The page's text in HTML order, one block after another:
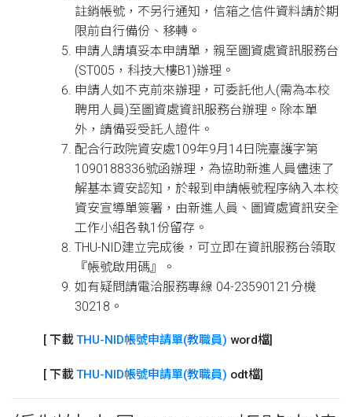
註銷帳號，不另行通知，信箱之信件資料請於期
限前自行備份、移轉。
申請人請填妥本申請單，親至圖資處資訊服務台
(ST005，科技大樓B1)辦理。
申請人如不克前來辦理，可委託他人(需為本校
聘用人員)至圖資處資訊服務台辦理。除本單
外，請備妥受託人證件。
配合行政院資安處109年9月14日院臺護字第
1090188336號函辦理，為協助新進人員儘速了
解基本資安認知，於報到申請帳號程序納入本校
資安宣導單簽署，由新進人員、圖資處資訊安全
工作小組各執1份留存。
THU-NID建立完成後，可立即在資訊服務台領取
『帳號啟用碼』。
如有疑問請電洽服務專線 04-23590121分機
30218。
[ 下載THU-NID帳號申請單(教職員) word檔]
[ 下載THU-NID帳號申請單(教職員) odt檔]